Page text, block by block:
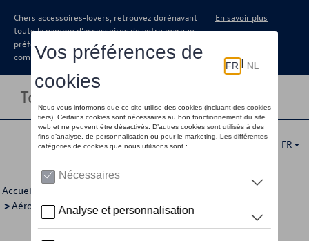
Chers accessoires-lovers, retrouvez dorénavant
toute la gamme d’accessoires de votre marque
préférée sous forme de catalogue à
commander auprès de votre concessionaire.
En savoir plus
Toggle navigation
FR
Accueil >Catalogue Volkswagen >Sport et design
>Aérodynamisme > Détail